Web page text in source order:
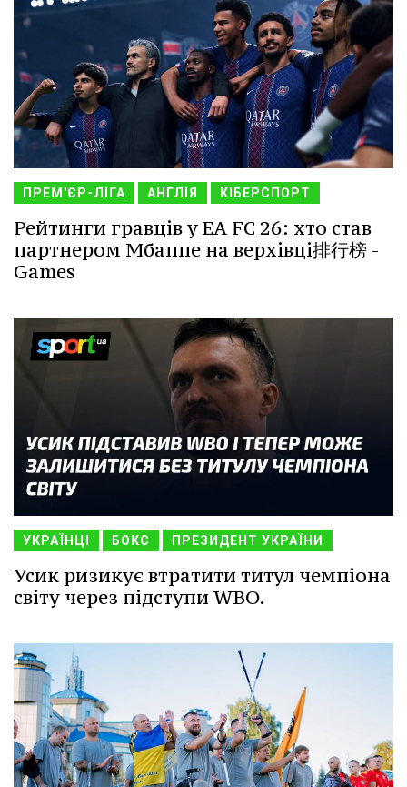
ПРЕМ'ЄР-ЛІГА АНГЛІЯ КІБЕРСПОРТ
Рейтинги гравців у EA FC 26: хто став
партнером Мбаппе на верхівці排行榜 -
Games
УКРАЇНЦІ БОКС ПРЕЗИДЕНТ УКРАЇНИ
Усик ризикує втратити титул чемпіона
світу через підступи WBO.